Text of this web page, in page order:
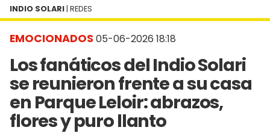
EMOCIONADOS 05-06-2026 18:18
Los fanáticos del Indio Solari
se reunieron frente a su casa
en Parque Leloir: abrazos,
flores y puro llanto
INDIO SOLARI | REDES